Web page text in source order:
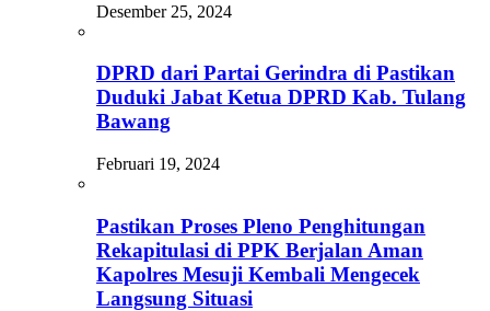
Desember 25, 2024
DPRD dari Partai Gerindra di Pastikan
Duduki Jabat Ketua DPRD Kab. Tulang
Bawang
Februari 19, 2024
Pastikan Proses Pleno Penghitungan
Rekapitulasi di PPK Berjalan Aman
Kapolres Mesuji Kembali Mengecek
Langsung Situasi